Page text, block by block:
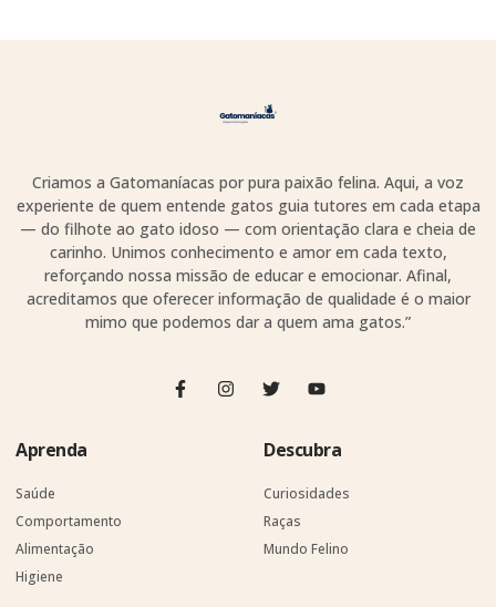
Criamos a Gatomaníacas por pura paixão felina. Aqui, a voz
experiente de quem entende gatos guia tutores em cada etapa
— do filhote ao gato idoso — com orientação clara e cheia de
carinho. Unimos conhecimento e amor em cada texto,
reforçando nossa missão de educar e emocionar. Afinal,
acreditamos que oferecer informação de qualidade é o maior
mimo que podemos dar a quem ama gatos.”
Aprenda
Saúde
Comportamento
Alimentação
Higiene
Descubra
Curiosidades
Raças
Mundo Felino